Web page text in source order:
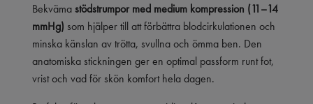
Bekvämastödstrumpor med medium kompression (11–14
mmHg) som hjälper till att förbättra blodcirkulationen och
minska känslan av trötta, svullna och ömma ben. Den
anatomiska stickningen ger en optimal passform runt fot,
vrist och vad för skön komfort hela dagen.